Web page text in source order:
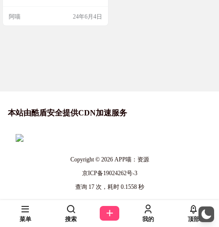
ojaDirecta 等体育赛事直播网站的代
阿喵 24年6月4日
本站由酷盾安全提供CDN加速服务
Copyright © 2026APP喵：资源
京ICP备19024262号-3
查询 17 次，耗时 0.1558 秒
菜单 搜索 我的 顶部